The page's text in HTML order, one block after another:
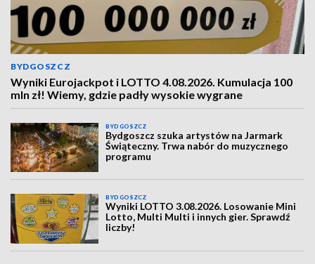
BYDGOSZCZ
Wyniki Eurojackpot i LOTTO 4.08.2026. Kumulacja 100
mln zł! Wiemy, gdzie padły wysokie wygrane
BYDGOSZCZ
Bydgoszcz szuka artystów na Jarmark
Świąteczny. Trwa nabór do muzycznego
programu
BYDGOSZCZ
Wyniki LOTTO 3.08.2026. Losowanie Mini
Lotto, Multi Multi i innych gier. Sprawdź
liczby!